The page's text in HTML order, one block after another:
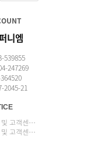
니엠
539855
247269
2045-21
8월 배송일정 및 고객센터 업무 안내
7월 배송일정 및 고객센터 업무 안내